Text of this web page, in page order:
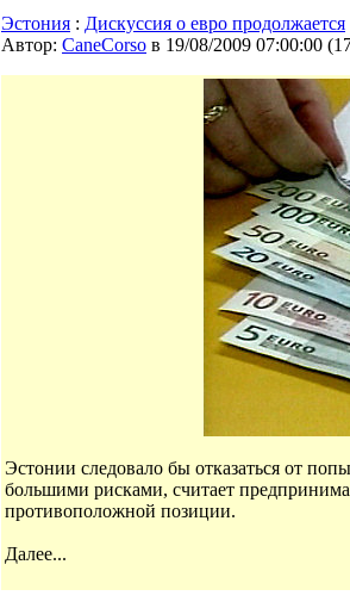
Эстония : Дискуссия о евро продолжается
Автор: CaneCorso в 19/08/2009 07:00:00 (
Эстонии следовало бы отказаться от
большими рисками, считает
противоположной позиции.
Далее...